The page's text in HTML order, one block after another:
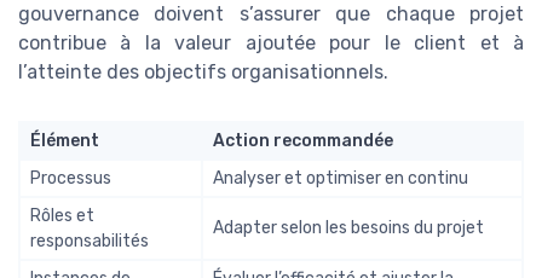
gouvernance doivent s’assurer que chaque projet
contribue à la valeur ajoutée pour le client et à
l’atteinte des objectifs organisationnels.
Élément
Action recommandée
Processus
Analyser et optimiser en continu
Rôles et
responsabilités
Adapter selon les besoins du projet